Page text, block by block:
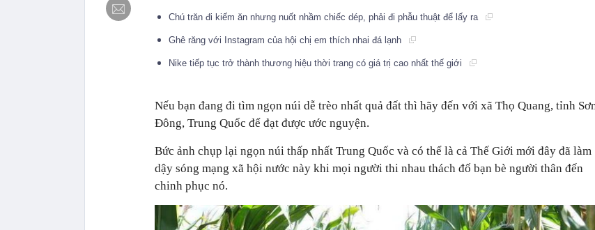
Chú trăn đi kiếm ăn nhưng nuốt nhầm chiếc dép, phải đi phẫu thuật để lấy ra
Ghê răng với Instagram của hội chị em thích nhai đá lạnh
Nike tiếp tục trở thành thương hiệu thời trang có giá trị cao nhất thế giới
Nếu bạn đang đi tìm ngọn núi dễ trèo nhất quả đất thì hãy đến với xã Thọ Quang, tỉnh
Đông, Trung Quốc để đạt được ước nguyện.
Bức ảnh chụp lại ngọn núi thấp nhất Trung Quốc và có thể là cả Thế Giới mới đây đã làm
dậy sóng mạng xã hội nước này khi mọi người thi nhau thách đố bạn bè người thân đến
chinh phục nó.